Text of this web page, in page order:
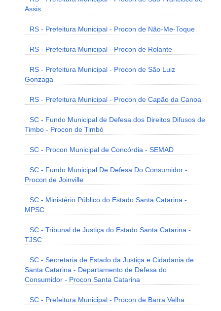
Assis
RS - Prefeitura Municipal - Procon de Não-Me-Toque
RS - Prefeitura Municipal - Procon de Rolante
RS - Prefeitura Municipal - Procon de São Luiz
Gonzaga
RS - Prefeitura Municipal - Procon de Capão da Canoa
SC - Fundo Municipal de Defesa dos Direitos Difusos de
Timbo - Procon de Timbó
SC - Procon Municipal de Concórdia - SEMAD
SC - Fundo Municipal De Defesa Do Consumidor -
Procon de Joinville
SC - Ministério Público do Estado Santa Catarina -
MPSC
SC - Tribunal de Justiça do Estado Santa Catarina -
TJSC
SC - Secretaria de Estado da Justiça e Cidadania de
Santa Catarina - Departamento de Defesa do
Consumidor - Procon Santa Catarina
SC - Prefeitura Municipal - Procon de Barra Velha